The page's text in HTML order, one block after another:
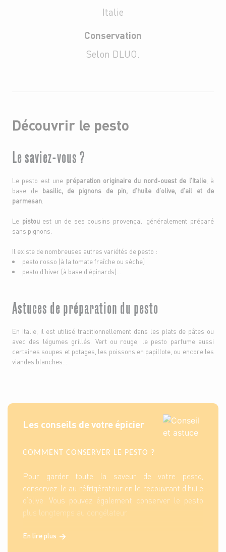
Italie
Conservation
Selon DLUO.
Découvrir le pesto
Le saviez-vous ?
Le pesto est une préparation originaire du nord-ouest de l’Italie, à
base de basilic, de pignons de pin, d’huile d’olive, d’ail et de
parmesan
Le pistouest un de ses cousins provençal, généralement préparé
sans pignons.
Il existe de nombreuses autres variétés de pesto :
pesto rosso (à la tomate fraîche ou sèche)
pesto d’hiver (à base d’épinards)…
Astuces de préparation du pesto
En Italie, il est utilisé traditionnellement dans les plats de pâtes ou
avec des légumes grillés. Vert ou rouge, le pesto parfume aussi
certaines soupes et potages, les poissons en papillote, ou encore les
viandes blanches...
Les conseils de votre épicier
COMMENT CONSERVER LE PESTO ?
Pour garder toute la saveur de votre pesto,
conservez-le au réfrigérateur en le recouvrant d’huile
d’olive. Vous pouvez également conserver le pesto
plus longtemps au congélateur.
En lire plus